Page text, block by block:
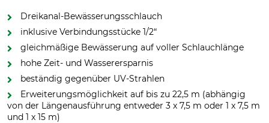
Dreikanal-Bewässerungsschlauch
inklusive Verbindungsstücke 1/2“
gleichmäßige Bewässerung auf voller Schlauchlänge
hohe Zeit- und Wasserersparnis
beständig gegenüber UV-Strahlen
Erweiterungsmöglichkeit auf bis zu 22,5 m (abhängig
von der Längenausführung entweder 3 x 7,5 m oder 1 x 7,5 m
und 1 x 15 m)